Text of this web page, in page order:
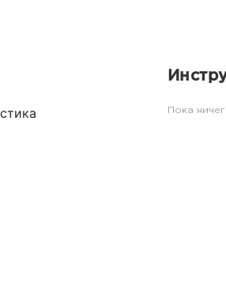
Пока